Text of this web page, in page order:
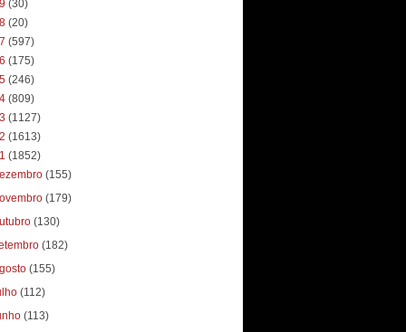
(30)
(20)
(597)
(175)
(246)
(809)
(1127)
(1613)
(1852)
(155)
(179)
(130)
(182)
(155)
(112)
(113)